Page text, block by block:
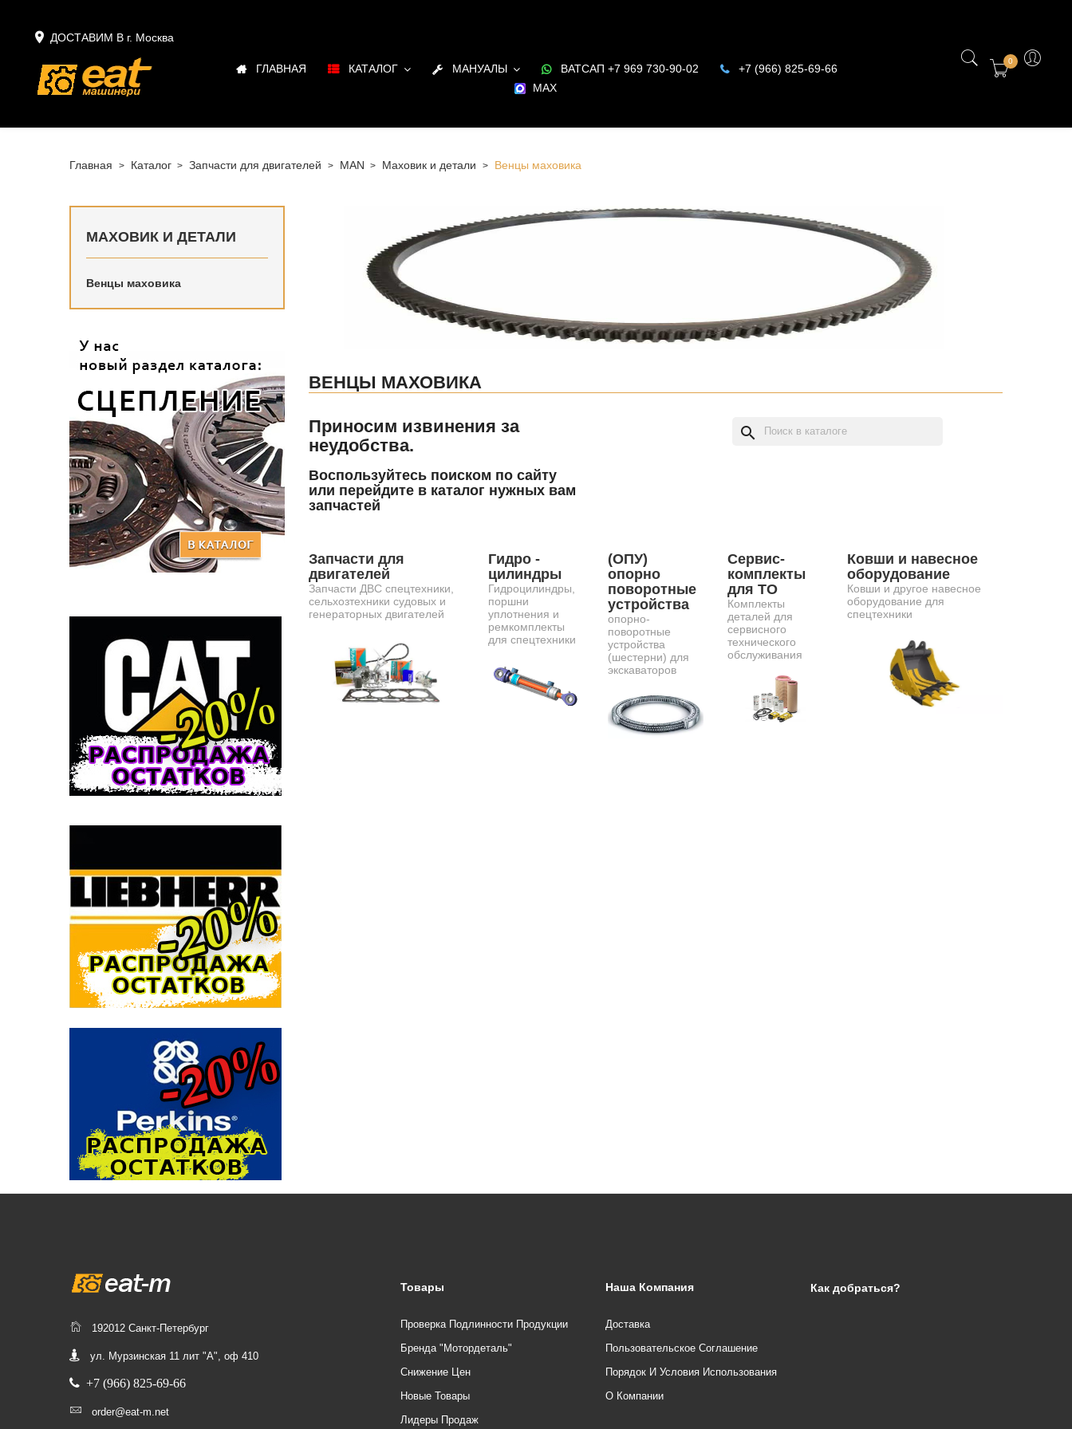
 ДОСТАВИМ В г. Москва
ГЛАВНАЯ КАТАЛОГ МАНУАЛЫ ВАТСАП +7 969 730-90-02
+7 (966) 825-69-66
MAX
0
Главная Каталог Запчасти для двигателей MAN Маховик и детали Венцы маховика
МАХОВИК И ДЕТАЛИ
Венцы маховика
Купить в Санкт-Петербурге Венцы маховика для двигателя MAN в
наличии и под заказ
ВЕНЦЫ МАХОВИКА
Приносим извинения за
неудобства.
Воспользуйтесь поиском по сайту
или перейдите в каталог нужных вам
запчастей
search
Запчасти для
двигателей
Запчасти ДВС спецтехники,
сельхозтехники судовых и
генераторных двигателей
Гидро -
цилиндры
Гидроцилиндры,
поршни
уплотнения и
ремкомплекты
для спецтехники
(ОПУ)
опорно
поворотные
устройства
опорно-
поворотные
устройства
(шестерни) для
экскаваторов
Сервис-
комплекты
для ТО
Комплекты
деталей для
сервисного
технического
обслуживания
Ковши и навесное
оборудование
Ковши и другое навесное
оборудование для
спецтехники
192012 Санкт-Петербург
ул. Мурзинская 11 лит "А", оф 410
+7 (966) 825-69-66
order@eat-m.net
Товары
Проверка Подлинности Продукции
Бренда "Мотордеталь"
Снижение Цен
Новые Товары
Лидеры Продаж
Наша Компания
Доставка
Пользовательское Соглашение
Порядок И Условия Использования
О Компании
Как добраться?